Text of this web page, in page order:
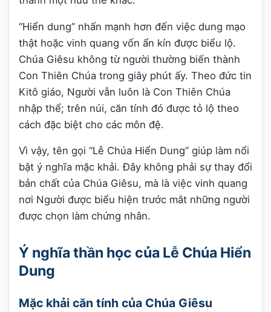
“Hiển dung” nhấn mạnh hơn đến việc dung mạo
thật hoặc vinh quang vốn ẩn kín được biểu lộ.
Chúa Giêsu không từ người thường biến thành
Con Thiên Chúa trong giây phút ấy. Theo đức tin
Kitô giáo, Người vẫn luôn là Con Thiên Chúa
nhập thể; trên núi, căn tính đó được tỏ lộ theo
cách đặc biệt cho các môn đệ.
Vì vậy, tên gọi “Lễ Chúa Hiển Dung” giúp làm nổi
bật ý nghĩa mặc khải. Đây không phải sự thay đổi
bản chất của Chúa Giêsu, mà là việc vinh quang
nơi Người được biểu hiện trước mắt những người
được chọn làm chứng nhân.
Ý nghĩa thần học của Lễ Chúa Hiển
Dung
Mặc khải căn tính của Chúa Giêsu